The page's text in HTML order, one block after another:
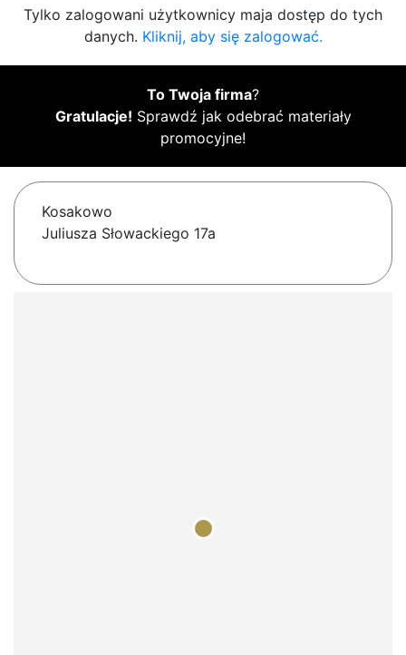
Tylko zalogowani użytkownicy maja dostęp do tych
danych. Kliknij, aby się zalogować.
To Twoja firma?
Gratulacje! Sprawdź jak odebrać materiały
promocyjne!
Kosakowo
Juliusza Słowackiego 17a